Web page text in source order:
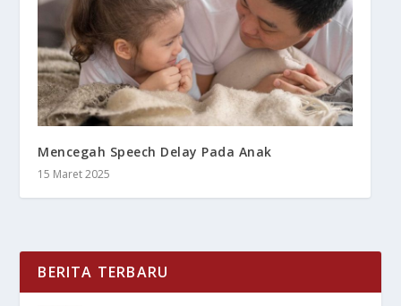
Mencegah Speech Delay Pada Anak
15 Maret 2025
BERITA TERBARU